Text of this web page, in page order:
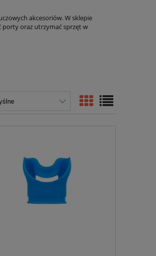
akcesoriów. W sklepie
porty oraz utrzymać sprzęt w